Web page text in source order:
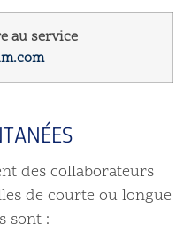
au service
des collaborateurs
de courte ou longue
sont :